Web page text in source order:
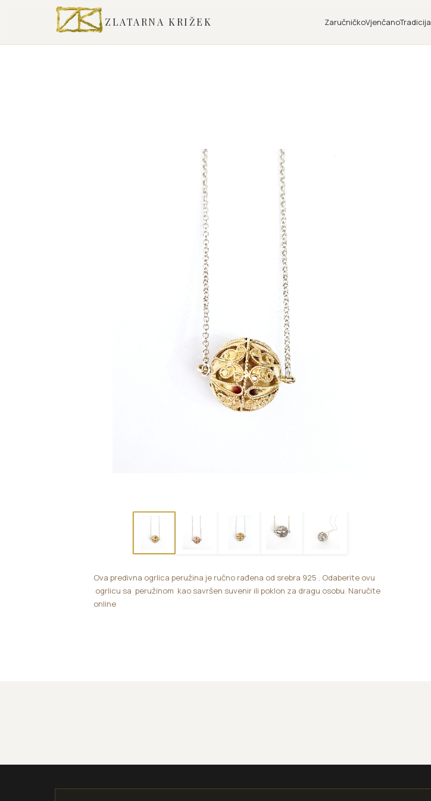
ZLATARNA KRIŽEK ZaručničkoVjenčanoTradicija
Ova predivna ogrlica peružina je ručno rađena od srebra 925 . Odaberite ovu
ogrlicu sa peružinom kao savršen suvenir ili poklon za dragu osobu. Naručite
online